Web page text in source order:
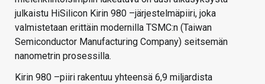
julkaistu HiSilicon Kirin 980 –järjestelmäpiiri, joka
valmistetaan erittäin modernilla TSMC:n (Taiwan
Semiconductor Manufacturing Company) seitsemän
nanometrin prosessilla.
Kirin 980 –piiri rakentuu yhteensä 6,9 miljardista